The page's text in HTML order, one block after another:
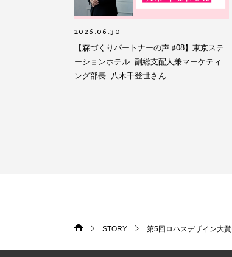
2026.06.30
【森づくりパートナーの声 ♯08】東京ステ
ーションホテル 副総支配人兼マーケティ
ング部長 八木千登世さん
STORY
第5回ロハスデザイン大